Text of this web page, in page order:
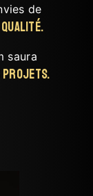
de
qualité.
saura
projets.